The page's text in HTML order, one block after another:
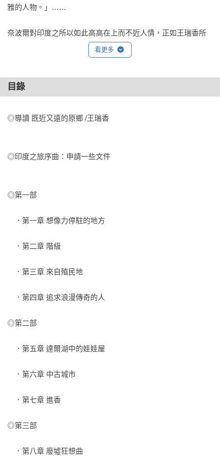
雅的人物。」……
奈波爾對印度之所以如此高高在上而不近人情，正如王瑞香所
言，似乎是根基於「他在心態上是個典型的『殖民地子民知識
分子』，對自己所出身的殖民地、自己淵源所在的第三世界缺
這次的印度尋根之旅，對他而言是個開始，之後，他又多次在
看更多
目錄
◎第一部
．第一章 想像力停駐的地方
．第二章 階級
．第三章 來自殖民地
．第四章 追求浪漫傳奇的人
◎第二部
．第五章 達爾湖中的娃娃屋
．第六章 中古城市
．第七章 進香
◎第三部
．第八章 廢墟狂想曲